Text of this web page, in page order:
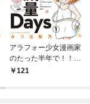
アラフォー少女漫画家
のたった半年で！！16
キロ減量Days【マイ
121